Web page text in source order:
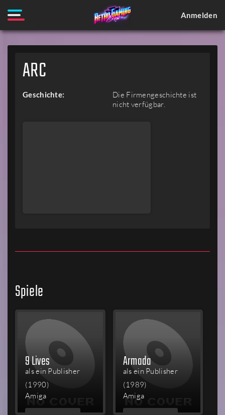
Anmelden
ARC
Geschichte:
Die Firmengeschichte ist
nicht verfügbar.
Spiele
9 Lives
als ein Publisher
(1990)
Amiga
Armada
als ein Publisher
(1989)
Amiga